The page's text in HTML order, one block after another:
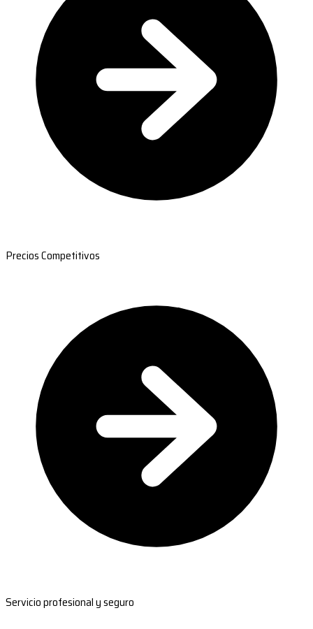
Precios Competitivos
Servicio profesional y seguro